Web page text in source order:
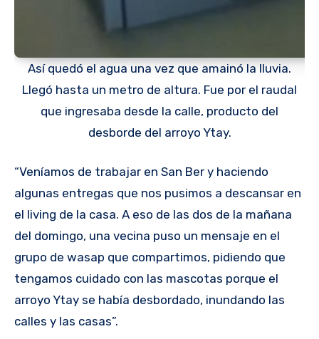
Así quedó el agua una vez que amainó la lluvia.
Llegó hasta un metro de altura. Fue por el raudal
que ingresaba desde la calle, producto del
desborde del arroyo Ytay.
“Veníamos de trabajar en San Ber y haciendo
algunas entregas que nos pusimos a descansar en
el living de la casa. A eso de las dos de la mañana
del domingo, una vecina puso un mensaje en el
grupo de wasap que compartimos, pidiendo que
tengamos cuidado con las mascotas porque el
arroyo Ytay se había desbordado, inundando las
calles y las casas”.